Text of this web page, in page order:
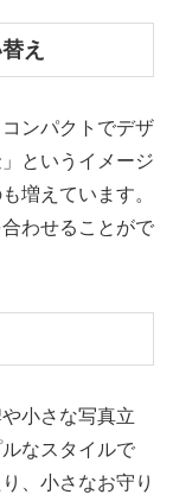
え
ンパクトでデザ
というイメージ
増えています。
わせることがで
小さな写真立
なスタイルで
、小さなお守り